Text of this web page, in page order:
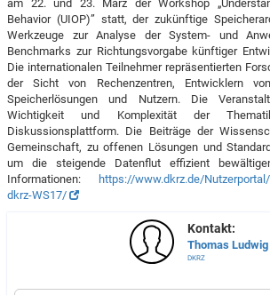
am 22. und 23. März der Workshop
Behavior (UIOP)” statt, der zukünftige
Werkzeuge zur Analyse der System- und
Benchmarks zur Richtungsvorgabe künftiger
Die internationalen Teilnehmer repräsentierten
der Sicht von Rechenzentren, Entwicklern
Speicherlösungen und Nutzern. Die
Wichtigkeit und Komplexität der
Diskussionsplattform. Die Beiträge der
Gemeinschaft, zu offenen Lösungen und
um die steigende Datenflut effizient
Informationen:
https://www.dkrz.de/
dkrz-WS17/
Kontakt:
Thomas Ludwig
DKRZ